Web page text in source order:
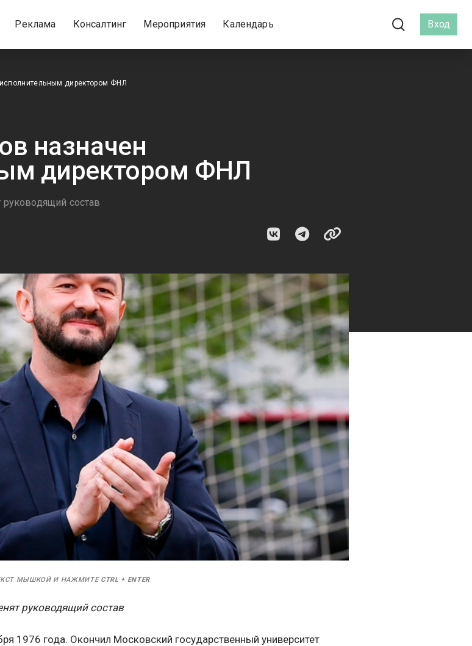
Реклама Консалтинг Мероприятия Календарь Вход
директором ФНЛ
назначен
директором ФНЛ
руководящий состав
МЫШКОЙ И НАЖМИТЕ CTRL + ENTER
руководящий состав
1976 года. Окончил Московский государственный университет